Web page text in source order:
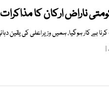
ناراض ارکان کا
بے کار ہوگیا، ہمیں وزیراعلی کی یقین